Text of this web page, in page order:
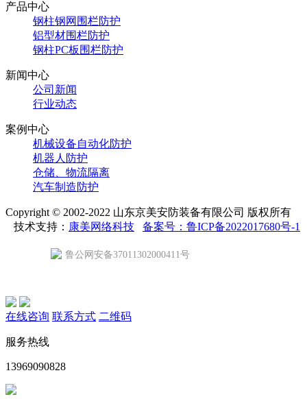
产品中心
钢柱钢网围栏防护
铝型材围栏防护
钢柱PC板围栏防护
新闻中心
公司新闻
行业动态
案例中心
机械设备自动化防护
机器人防护
仓储、物流隔离
汽车制造防护
Copyright © 2002-2022 山东京美安防装备有限公司 版权所有
技术支持： 康美网络科技 备案号：鲁ICP备2022017680号-1
鲁公网安备37011302000411号
在线咨询 联系方式 二维码
服务热线
13969090828